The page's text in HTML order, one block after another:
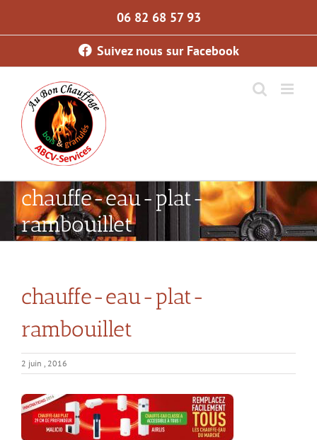
06 82 68 57 93
Suivez nous sur Facebook
chauffe-eau-plat-
rambouillet
chauffe-eau-plat-
rambouillet
2 juin , 2016